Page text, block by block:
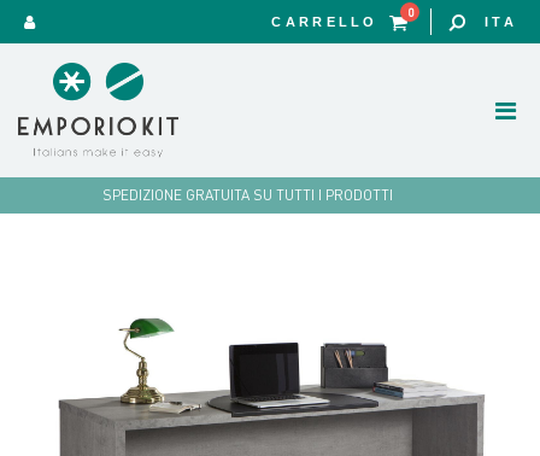
SPEDIZIONE GRATUITA SU TUTTI I PRODOTTI
CARRELLO
0
ITA